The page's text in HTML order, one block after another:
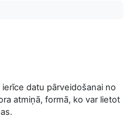
ierīce datu pārveidošanai no
atmiņā, formā, ko var lietot